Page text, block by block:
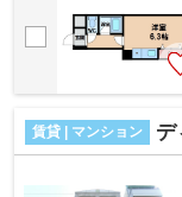
賃貸 | マンション デ